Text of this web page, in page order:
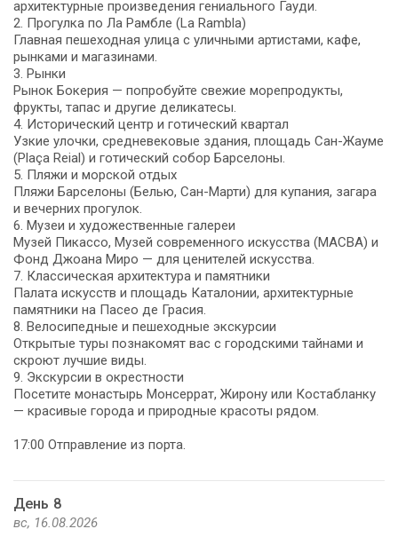
архитектурные произведения гениального Гауди.
2. Прогулка по Ла Рамбле (La Rambla)
Главная пешеходная улица с уличными артистами, кафе,
рынками и магазинами.
3. Рынки
Рынок Бокерия — попробуйте свежие морепродукты,
фрукты, тапас и другие деликатесы.
4. Исторический центр и готический квартал
Узкие улочки, средневековые здания, площадь Сан-Жауме
(Plaça Reial) и готический собор Барселоны.
5. Пляжи и морской отдых
Пляжи Барселоны (Белью, Сан-Марти) для купания, загара
и вечерних прогулок.
6. Музеи и художественные галереи
Музей Пикассо, Музей современного искусства (MACBA) и
Фонд Джоана Миро — для ценителей искусства.
7. Классическая архитектура и памятники
Палата искусств и площадь Каталонии, архитектурные
памятники на Пасео де Грасия.
8. Велосипедные и пешеходные экскурсии
Открытые туры познакомят вас с городскими тайнами и
скроют лучшие виды.
9. Экскурсии в окрестности
Посетите монастырь Монсеррат, Жирону или Костабланку
— красивые города и природные красоты рядом.
17:00 Отправление из порта.
День 8
вс, 16.08.2026